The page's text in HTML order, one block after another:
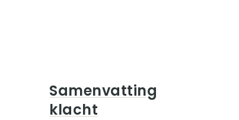
Samenvatting
klacht